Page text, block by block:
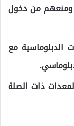
ومنعهم من دخول
الدبلوماسية مع
ذات الصلة